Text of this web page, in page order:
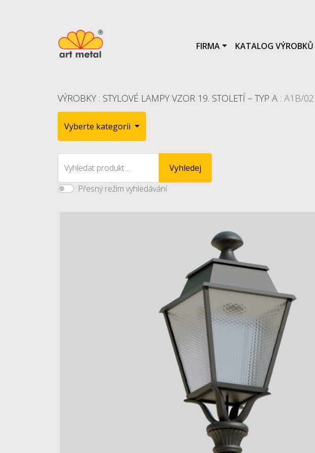
FIRMA KATALOG VÝROBKŮ
VÝROBKY : STYLOVÉ LAMPY VZOR 19. STOLETÍ – TYP A : A1B/
Vyberte kategorii
Vyhledat produkt ...
Vyhledej
Přesný režim vyhledávání